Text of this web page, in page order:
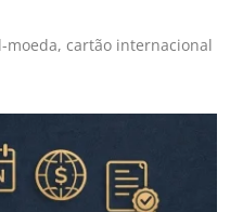
moeda, cartão internacional